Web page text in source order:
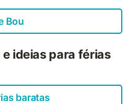
Bou
ideias para férias
baratas